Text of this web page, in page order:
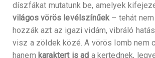
díszfákat mutatunk be, amelyek
világos vörös levélszínűek– tehát nem
hozzák azt az igazi vidám, vibráló
visz a zöldek közé. A vörös lomb nem
hanem karaktert is ad a kertednek,